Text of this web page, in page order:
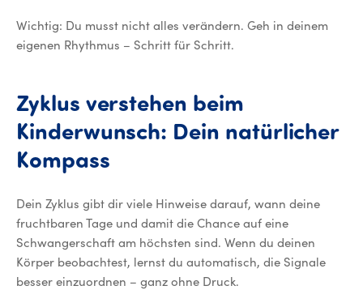
Wichtig: Du musst nicht alles verändern. Geh in deinem
eigenen Rhythmus – Schritt für Schritt.
Zyklus verstehen beim
Kinderwunsch: Dein natürlicher
KompassZyklus verstehen beim
Dein Zyklus gibt dir viele Hinweise darauf, wann deine
fruchtbaren Tage und damit die Chance auf eine
Schwangerschaft am höchsten sind. Wenn du deinen
Körper beobachtest, lernst du automatisch, die Signale
besser einzuordnen – ganz ohne Druck.